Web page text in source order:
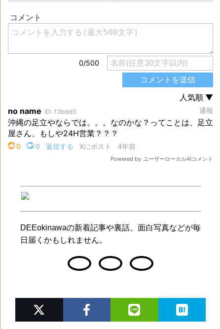
DEEokinawaの新着記事や裏話、面白写真などが毎
日届くかもしれません。